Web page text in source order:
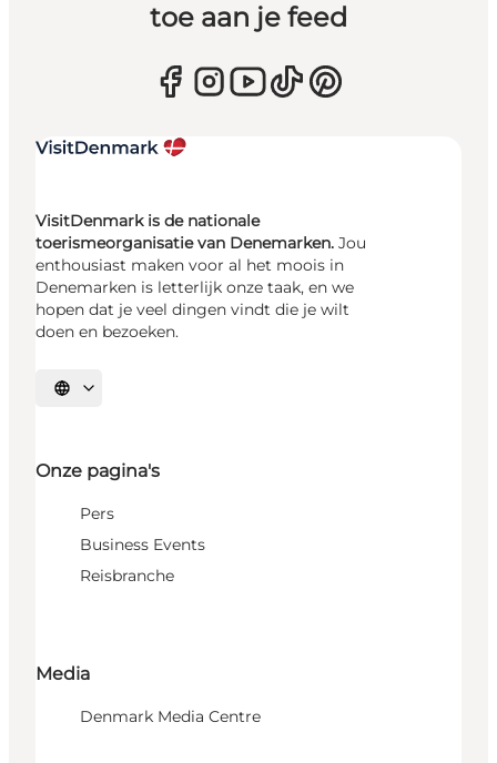
toe aan je feed
VisitDenmark is de nationale
toerismeorganisatie van Denemarken. Jou
enthousiast maken voor al het moois in
Denemarken is letterlijk onze taak, en we
hopen dat je veel dingen vindt die je wilt
doen en bezoeken.
Selecteer taal
Onze pagina's
Pers
Business Events
Reisbranche
Media
Denmark Media Centre